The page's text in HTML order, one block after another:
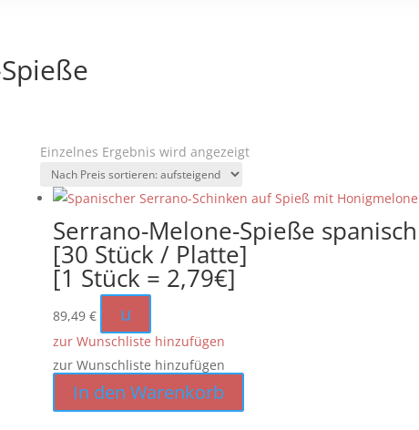
Einzelnes Ergebnis wird angezeigt
Serrano-Melone-Spieße spanisch
[30 Stück / Platte]
[1 Stück = 2,79€]
89,49€ u
zur Wunschliste hinzufügen
zur Wunschliste hinzufügen
In den Warenkorb